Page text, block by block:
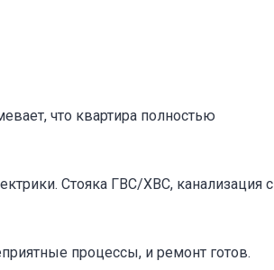
что квартира полностью
Стояка ГВС/ХВС, канализация с
процессы, и ремонт готов.